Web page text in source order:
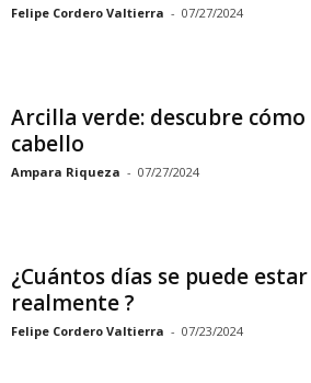
Felipe Cordero Valtierra - 07/27/2024
Arcilla verde: descubre
cabello
Ampara Riqueza - 07/27/2024
¿Cuántos días se puede
realmente ?
Felipe Cordero Valtierra - 07/23/2024